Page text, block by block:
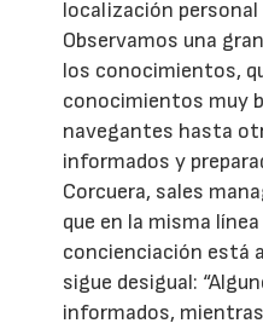
localización personal
Observamos una
los conocimientos,
conocimientos muy
navegantes hasta
informados y
Corcuera, sales
que en la misma
concienciación está
sigue desigual:
informados,